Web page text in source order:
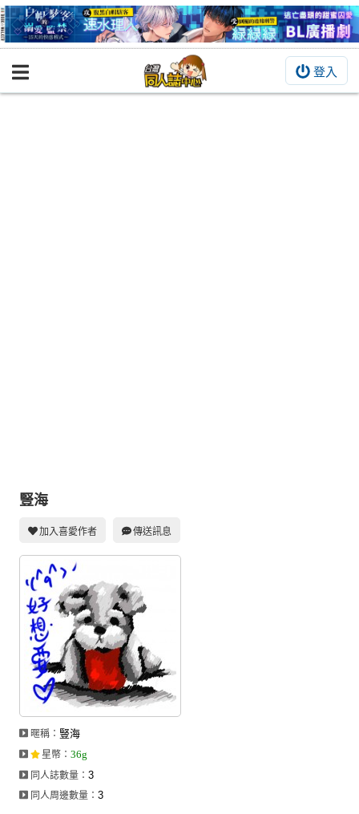
登入
BOOKY書集倉庫
攤位轉讓區
會員功能選單
會員中心
註冊會員
登入
豎海
加入喜愛作者 傳送訊息
暱稱： 豎海
星幣 ：36g
同人誌數量：3
同人周邊數量：3